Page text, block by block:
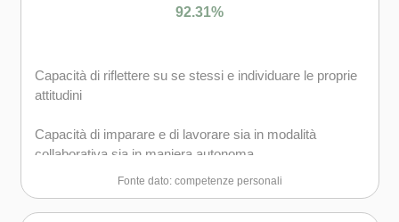
92.31%
Capacità di riflettere su se stessi e individuare le proprie
attitudini
Capacità di imparare e di lavorare sia in modalità
collaborativa sia in maniera autonoma
Fonte dato: competenze personali